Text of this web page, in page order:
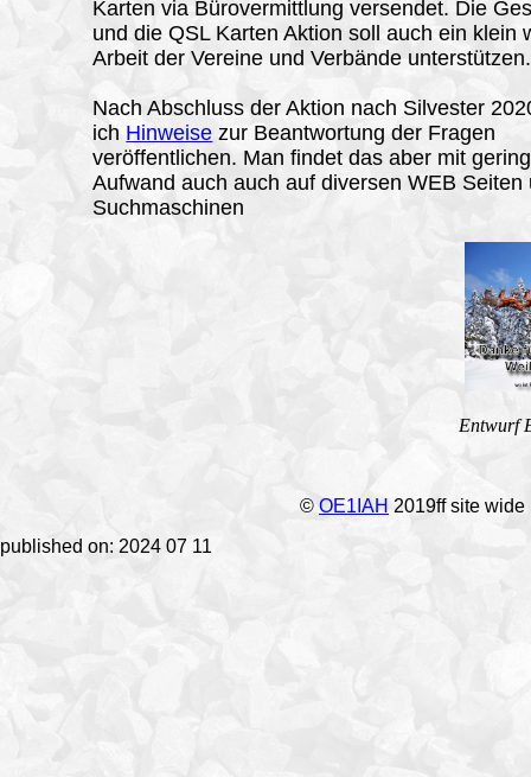
Karten via Bürovermittlung versendet. Die
und die QSL Karten Aktion soll auch ein klein
Arbeit der Vereine und Verbände unterstützen.
Nach Abschluss der Aktion nach Silvester
ich Hinweise zur Beantwortung der Fragen
veröffentlichen. Man findet das aber mit
Aufwand auch auch auf diversen WEB Seiten
Suchmaschinen
Entwurf
© OE1IAH 2019ff site
published on: 2024 07 11